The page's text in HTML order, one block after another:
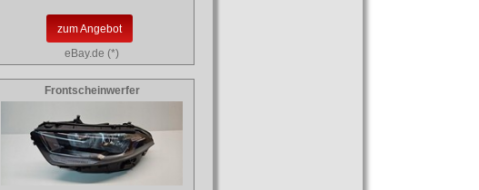
zum Angebot
eBay.de (*)
Frontscheinwerfer